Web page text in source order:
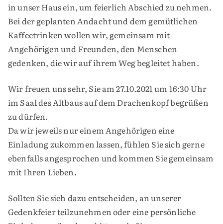
in unser Haus ein, um feierlich Abschied zu nehmen.
Bei der geplanten Andacht und dem gemütlichen
Kaffeetrinken wollen wir, gemeinsam mit
Angehörigen und Freunden, den Menschen
gedenken, die wir auf ihrem Weg begleitet haben.
Wir freuen uns sehr, Sie am 27.10.2021 um 16:30 Uhr
im Saal des Altbaus auf dem Drachenkopf begrüßen
zu dürfen.
Da wir jeweils nur einem Angehörigen eine
Einladung zukommen lassen, fühlen Sie sich gerne
ebenfalls angesprochen und kommen Sie gemeinsam
mit Ihren Lieben.
Sollten Sie sich dazu entscheiden, an unserer
Gedenkfeier teilzunehmen oder eine persönliche